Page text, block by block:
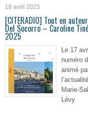
18 avril 2025
[CITERADIO] Tout en
Del Socorro – Caroline
2025
Le 17
numéro
animé
Marie-
Lévy